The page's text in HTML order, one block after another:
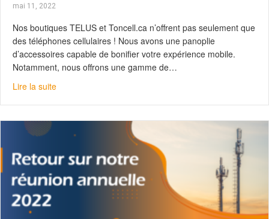
mai 11, 2022
Nos boutiques TELUS et Toncell.ca n’offrent pas seulement que
des téléphones cellulaires ! Nous avons une panoplie
d’accessoires capable de bonifier votre expérience mobile.
Notamment, nous offrons une gamme de…
Lire la suiteabout Apple ou Android : on a la montre intelligente